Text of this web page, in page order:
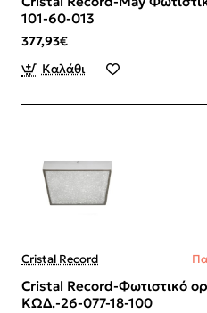
101-60-013
377,93€
Καλάθι
Cristal Record
Cristal Record-Φωτιστικό
ΚΩΔ.-26-077-18-100